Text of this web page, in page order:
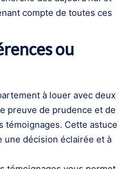
compte de toutes ces
ou
à louer avec deux
preuve de prudence et de
témoignages. Cette astuce
une décision éclairée et à